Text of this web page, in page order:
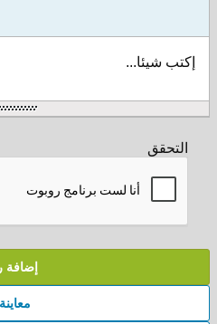
إكتب شيئا...
التحقق
إضافة
معاينة